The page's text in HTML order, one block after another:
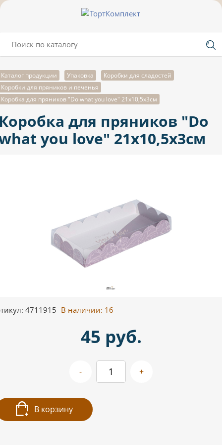
Каталог продукции Упаковка
Коробки для сладостей
Коробки для пряников и печенья
Коробка для пряников "Do what you love" 21х10,5х3см
для пряников "Do
you love" 21х10,5х3см
4711915 В наличии: 16
45 руб.
- +
В корзину